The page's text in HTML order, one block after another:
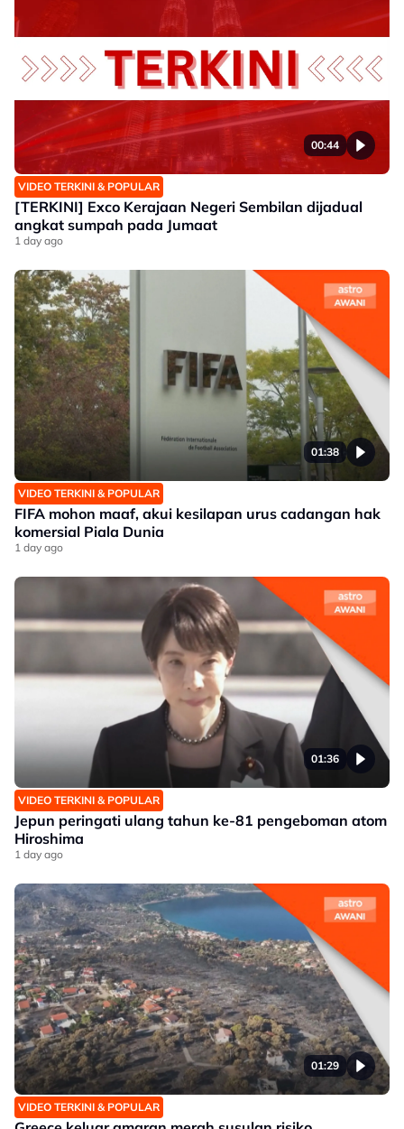
00:44
VIDEO TERKINI & POPULAR
[TERKINI] Exco Kerajaan Negeri Sembilan dijadual
angkat sumpah pada Jumaat
1 day ago
01:38
VIDEO TERKINI & POPULAR
FIFA mohon maaf, akui kesilapan urus cadangan hak
komersial Piala Dunia
1 day ago
01:36
VIDEO TERKINI & POPULAR
Jepun peringati ulang tahun ke-81 pengeboman atom
Hiroshima
1 day ago
01:29
VIDEO TERKINI & POPULAR